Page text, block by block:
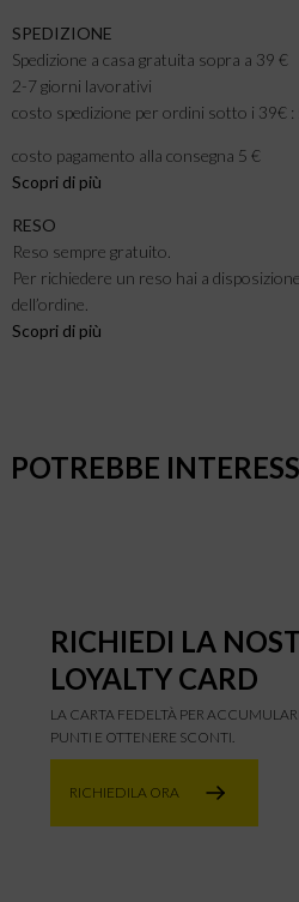
SPEDIZIONE
Spedizione a casa gratuita sopra a 39 €
2-7 giorni lavorativi
costo spedizione per ordini sotto i 39€ :
costo pagamento alla consegna 5 €
Scopri di più
RESO
Reso sempre gratuito.
Per richiedere un reso hai a
dell’ordine.
Scopri di più
POTREBBE
RICHIEDI LA
LOYALTY CARD
LA CARTA FEDELTÀ PER
PUNTI E OTTENERE SCONTI.
RICHIEDILA ORA